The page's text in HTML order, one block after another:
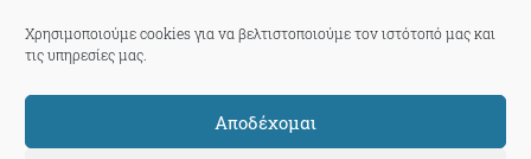
Χρησιμοποιούμε cookies για να βελτιστοποιούμε τον ιστότοπό μας και
τις υπηρεσίες μας.
Αποδέχομαι
Support
ThePressProject